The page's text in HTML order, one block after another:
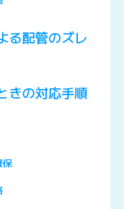
る配管のズレ
きの対応手順
保